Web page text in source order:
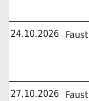
24.10.2026 Faust
27.10.2026 Faust